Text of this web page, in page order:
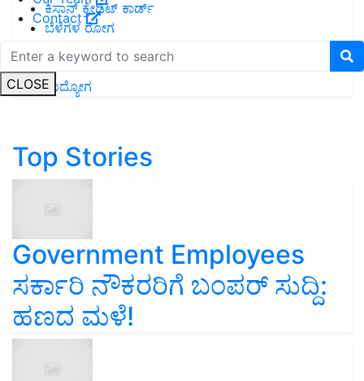
Contact
CLOSE
ಕಿಸಾನ್ ಕ್ರೇಡಿಟ್ ಕಾರ್ಡ್
ಬೆಳೆಗಳ ರೋಗ
ಆಡು ಸಾಕಾಣಿಕೆ
ಉದ್ಯೋಗ
Top Stories
Government Employees
ಸರ್ಕಾರಿ ನೌಕರರಿಗೆ ಬಂಪರ್‌ ಸುದ್ದಿ:
ಹಣದ ಮಳೆ!